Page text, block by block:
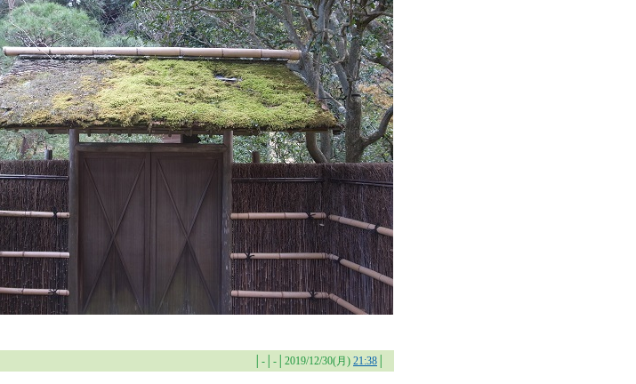
│-│-│2019/12/30(月) 21:38